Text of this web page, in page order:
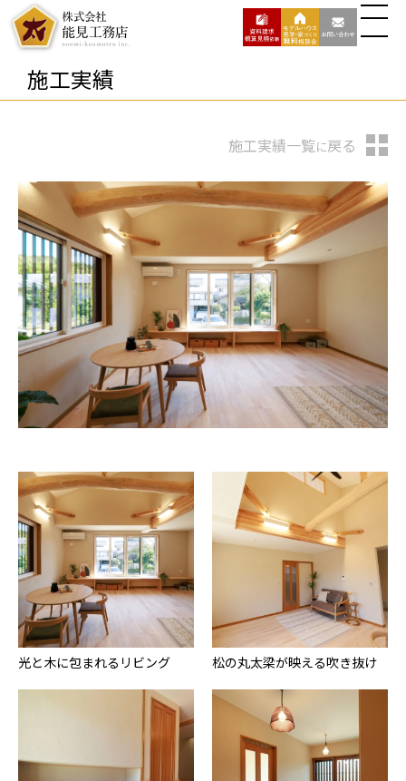
施工実績
施工実績一覧に戻る
光と木に包まれるリビング 松の丸太梁が映える吹き抜け